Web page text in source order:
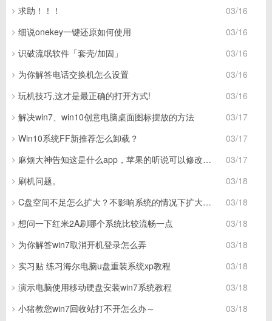
03/16
求助！！！
03/16
细说onekey一键还原如何使用
03/16
识破流氓软件「套壳/加固」
03/16
为你解答电话交换机怎么设置
03/16
玩机技巧,这才是最正确的打开方式!
03/17
解决win7、win10创意电脑桌面图标摆放的方法
03/17
Win10系统FF新推荐怎么卸载？
03/17
麻烦大神告知这是什么app，苹果的听说可以修改代码啥的，想看看但
03/18
刷机问题。
03/18
C盘空间不足怎么扩大？不影响系统的情况下扩大C盘空
03/18
想问一下红米2A刷哪个系统比较流畅一点
03/18
为你解答win7取消开机登录怎么弄
03/18
实习贴 练习海尔电脑u盘重装系统xp教程
03/18
演示电脑使用移动硬盘安装win7系统教程
03/18
小猪教您win7回收站打不开怎么办～